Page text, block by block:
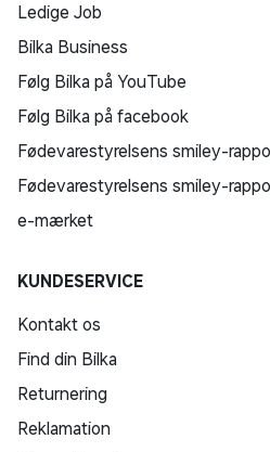
Ledige Job
Bilka Business
Følg Bilka på YouTube
Følg Bilka på facebook
Fødevarestyrelsens smiley-
Fødevarestyrelsens smiley-
e-mærket
KUNDESERVICE
Kontakt os
Find din Bilka
Returnering
Reklamation